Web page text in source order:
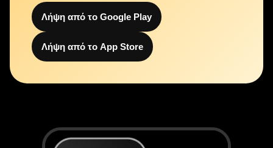
Λήψη από το Google Play
Λήψη από το App Store